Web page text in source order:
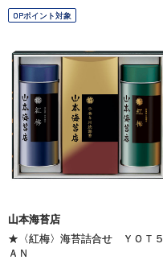
OPポイント対象
山本海苔店
★〈紅梅〉海苔詰合せ ＹＯＴ５
ＡＮ